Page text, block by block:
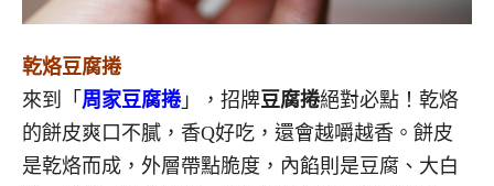
乾烙豆腐捲
來到「 周家豆腐捲」，招牌豆腐捲絕對必點！乾烙
的餅皮爽口不膩，香Q好吃，還會越嚼越香。餅皮
是乾烙而成，外層帶點脆度，內餡則是豆腐、大白